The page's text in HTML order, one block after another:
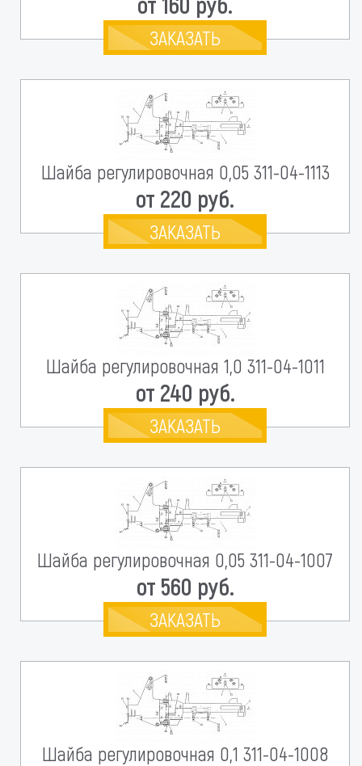
ЗАКАЗАТЬ
Шайба регулировочная 0,05 311-04-1113
от 220 руб.
ЗАКАЗАТЬ
Шайба регулировочная 1,0 311-04-1011
от 240 руб.
ЗАКАЗАТЬ
Шайба регулировочная 0,05 311-04-1007
от 560 руб.
ЗАКАЗАТЬ
Шайба регулировочная 0,1 311-04-1008